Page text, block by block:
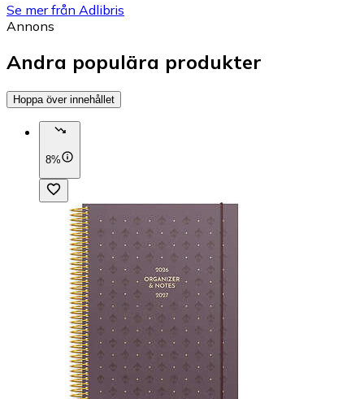
Se mer från Adlibris
Annons
Andra populära produkter
Hoppa över innehållet
8%